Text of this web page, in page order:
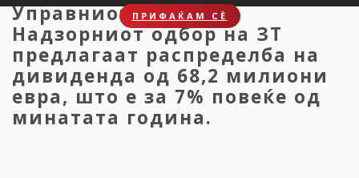
ПРИФАЌАМ СЀ
Управниот одбор и
Надзорниот одбор на ЗТ
предлагаат распределба на
дивиденда од 68,2 милиони
евра, што е за 7% повеќе од
минатата година.